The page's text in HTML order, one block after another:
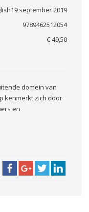
19 september 2019
9789462512054
€ 49,50
domein van
kenmerkt zich door
en